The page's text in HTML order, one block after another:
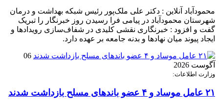
محمودآباد آنلاین : دکتر علی ملک‌پور رئیس شبکه بهداشت و درمان
شهرستان محمودآباد در پیامی فرا رسیدن روز خبرنگار را تبریک
گفت و افزود : خبرنگاری نقشی کلیدی در شفاف‌سازی رویدادها و
ایجاد پیوند میان نهادها و بدنه جامعه بر عهده دارد.
06
آگوست 2026
وزارت اطلاعات:
۲۱ عامل موساد و ۴ عضو باند‌های مسلح بازداشت شدند